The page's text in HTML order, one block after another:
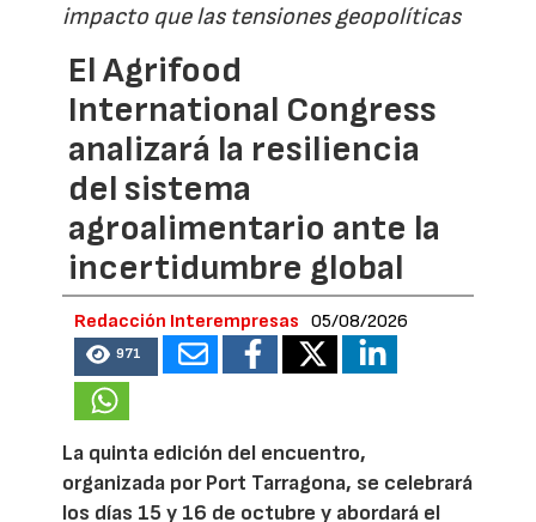
impacto que las tensiones geopolíticas
El Agrifood
International Congress
analizará la resiliencia
del sistema
agroalimentario ante la
incertidumbre global
Redacción Interempresas 05/08/2026
971
La quinta edición del encuentro,
organizada por Port Tarragona, se celebrará
los días 15 y 16 de octubre y abordará el